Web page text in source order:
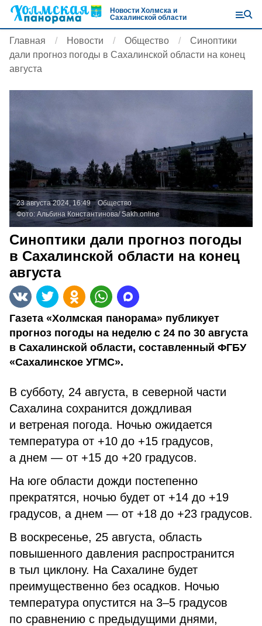
Новости Холмска и
Сахалинской области
Главная Новости Общество
Синоптики
дали прогноз погоды в Сахалинской области на конец
августа
23 августа 2024, 16:49
Общество
Фото: Альбина Константинова/Sakh.online
Синоптики дали прогноз погоды
в Сахалинской области на конец
августа
Газета «Холмская панорама» публикует
прогноз погоды на неделю с 24 по 30 августа
в Сахалинской области, составленный ФГБУ
«Сахалинское УГМС».
В субботу, 24 августа, в северной части
Сахалина сохранится дождливая
и ветреная погода. Ночью ожидается
температура от +10 до +15 градусов,
а днем — от +15 до +20 градусов.
На юге области дожди постепенно
прекратятся, ночью будет от +14 до +19
градусов, а днем — от +18 до +23 градусов.
В воскресенье, 25 августа, область
повышенного давления распространится
в тыл циклону. На Сахалине будет
преимущественно без осадков. Ночью
температура опустится на 3–5 градусов
по сравнению с предыдущими днями,